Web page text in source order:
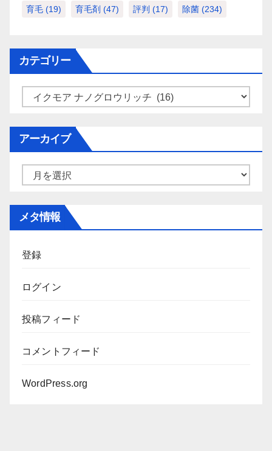
育毛 (19) 育毛剤 (47) 評判 (17) 除菌 (234)
カテゴリー
ー
アーカイブ
メタ情報
登録
ログイン
投稿フィード
コメントフィード
WordPress.org